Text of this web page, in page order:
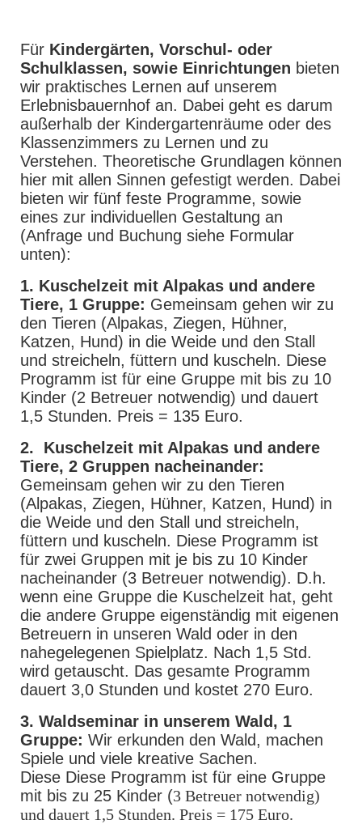
Für Kindergärten, Vorschul- oder
Schulklassen, sowie Einrichtungen bieten
wir praktisches Lernen auf unserem
Erlebnisbauernhof an. Dabei geht es darum
außerhalb der Kindergartenräume oder des
Klassenzimmers zu Lernen und zu
Verstehen. Theoretische Grundlagen können
hier mit allen Sinnen gefestigt werden. Dabei
bieten wir fünf feste Programme, sowie
eines zur individuellen Gestaltung an
(Anfrage und Buchung siehe Formular
unten):
1. Kuschelzeit mit Alpakas und andere
Tiere, 1 Gruppe: Gemeinsam gehen wir zu
den Tieren (Alpakas, Ziegen, Hühner,
Katzen, Hund) in die Weide und den Stall
und streicheln, füttern und kuscheln. Diese
Programm ist für eine Gruppe mit bis zu 10
Kinder (2 Betreuer notwendig) und dauert
1,5 Stunden. Preis = 135 Euro.
2. Kuschelzeit mit Alpakas und andere
Tiere, 2 Gruppen nacheinander:
Gemeinsam gehen wir zu den Tieren
(Alpakas, Ziegen, Hühner, Katzen, Hund) in
die Weide und den Stall und streicheln,
füttern und kuscheln. Diese Programm ist
für zwei Gruppen mit je bis zu 10 Kinder
nacheinander (3 Betreuer notwendig). D.h.
wenn eine Gruppe die Kuschelzeit hat, geht
die andere Gruppe eigenständig mit eigenen
Betreuern in unseren Wald oder in den
nahegelegenen Spielplatz. Nach 1,5 Std.
wird getauscht. Das gesamte Programm
dauert 3,0 Stunden und kostet 270 Euro.
3. Waldseminar in unserem Wald, 1
Gruppe: Wir erkunden den Wald, machen
Spiele und viele kreative Sachen.
Diese Diese Programm ist für eine Gruppe
mit bis zu 25 Kinder (3 Betreuer notwendig)
und dauert 1,5 Stunden. Preis = 175 Euro.